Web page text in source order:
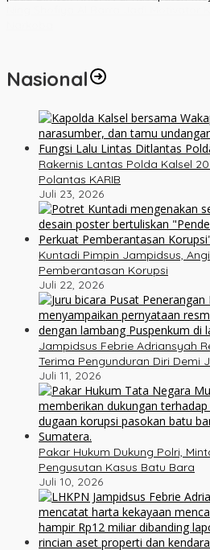
Nasional
Rakernis Lantas Polda Kalsel
Polantas KARIB
Juli 23, 2026
Kuntadi Pimpin Jampidsus,
Pemberantasan Korupsi
Juli 22, 2026
Jampidsus Febrie Adriansyah
Terima Pengunduran Diri Demi
Juli 11, 2026
Pakar Hukum Dukung Polri,
Pengusutan Kasus Batu Bara
Juli 10, 2026